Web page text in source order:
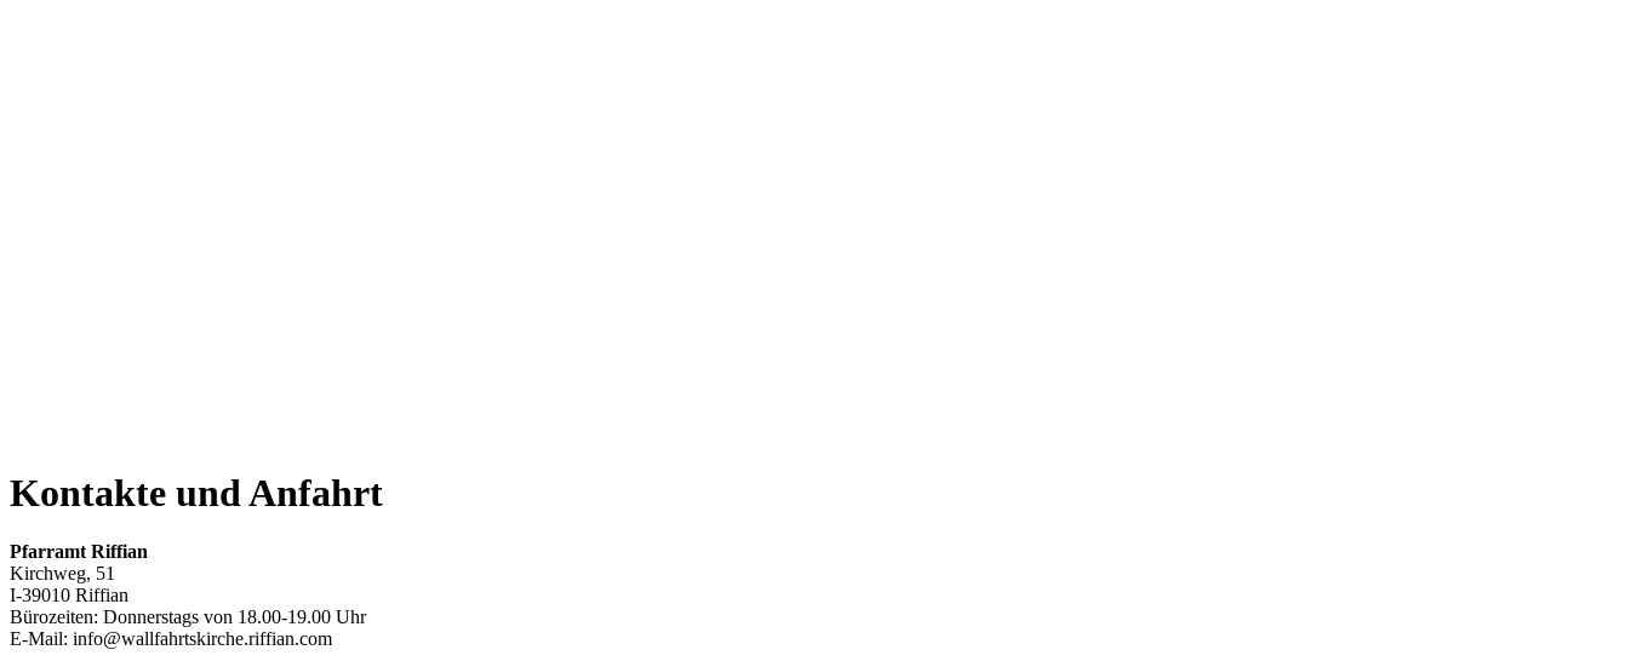
Kontakte und Anfahrt
Pfarramt Riffian
Kirchweg, 51
I-39010 Riffian
Bürozeiten: Donnerstags von 18.00-19.00 Uhr
E-Mail: info@wallfahrtskirche.riffian.com